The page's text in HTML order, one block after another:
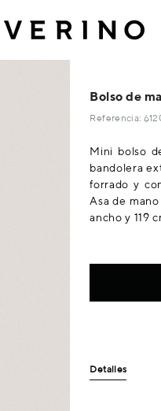
Bolso de
Referencia:
Mini bolso
bandolera
forrado y
Asa de
ancho y 119
Detalles